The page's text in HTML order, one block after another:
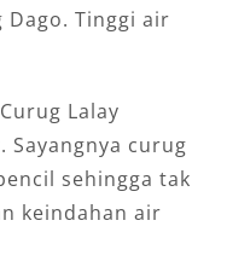
Dago. Tinggi air
Lalay
Sayangnya curug
sehingga tak
keindahan air